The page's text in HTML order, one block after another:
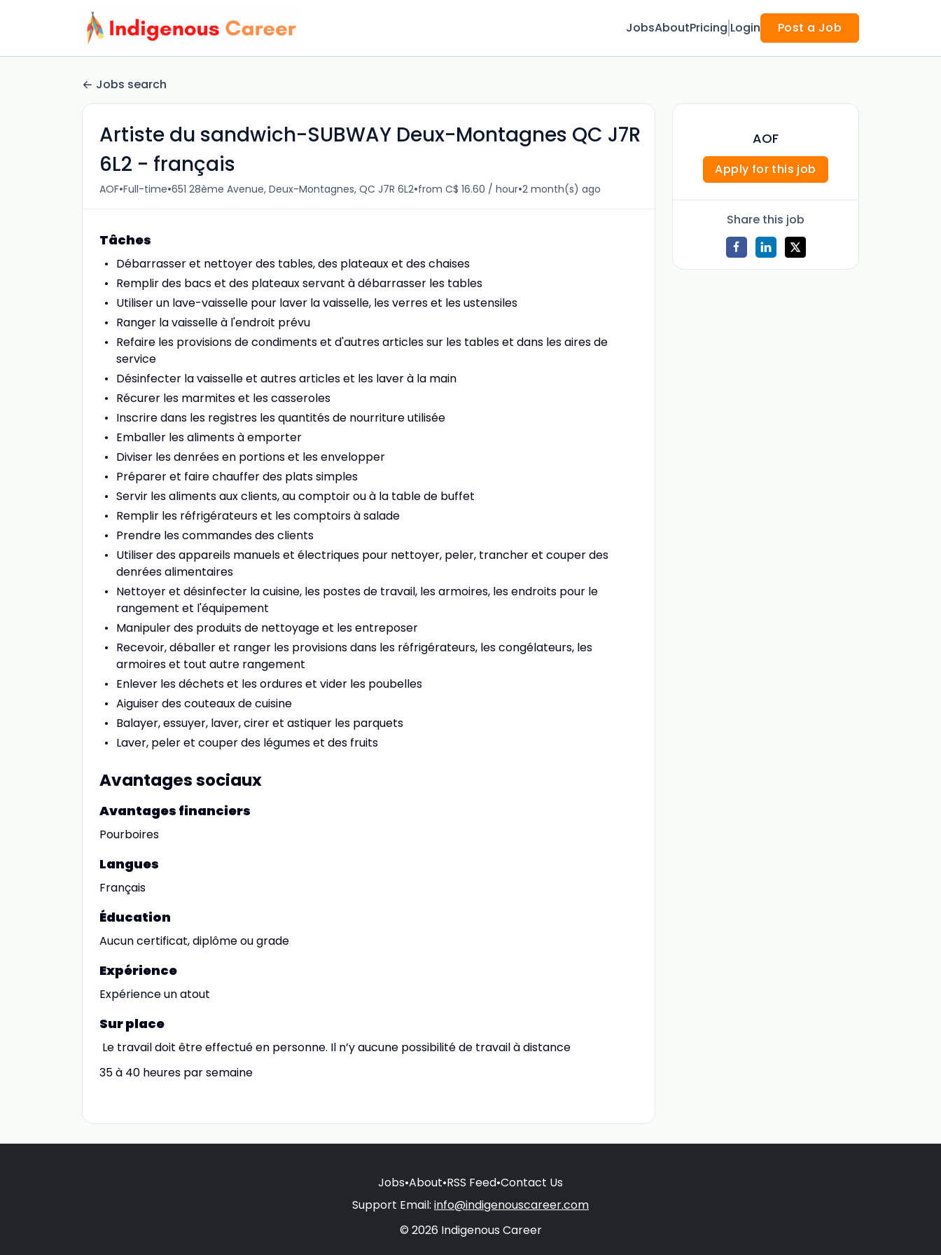
JobsAboutPricing Login Post a Job
Jobs search
Artiste du sandwich-SUBWAY Deux-Montagnes QC J7R
6L2 - français
AOF•Full-time•651 28ème Avenue, Deux-Montagnes, QC J7R 6L2•from C$ 16.60 / hour•2 month(s) ago
Tâches
Débarrasser et nettoyer des tables, des plateaux et des chaises
Remplir des bacs et des plateaux servant à débarrasser les tables
Utiliser un lave-vaisselle pour laver la vaisselle, les verres et les ustensiles
Ranger la vaisselle à l'endroit prévu
Refaire les provisions de condiments et d'autres articles sur les tables et dans les aires de
service
Désinfecter la vaisselle et autres articles et les laver à la main
Récurer les marmites et les casseroles
Inscrire dans les registres les quantités de nourriture utilisée
Emballer les aliments à emporter
Diviser les denrées en portions et les envelopper
Préparer et faire chauffer des plats simples
Servir les aliments aux clients, au comptoir ou à la table de buffet
Remplir les réfrigérateurs et les comptoirs à salade
Prendre les commandes des clients
Utiliser des appareils manuels et électriques pour nettoyer, peler, trancher et couper des
denrées alimentaires
Nettoyer et désinfecter la cuisine, les postes de travail, les armoires, les endroits pour le
rangement et l'équipement
Manipuler des produits de nettoyage et les entreposer
Recevoir, déballer et ranger les provisions dans les réfrigérateurs, les congélateurs, les
armoires et tout autre rangement
Enlever les déchets et les ordures et vider les poubelles
Aiguiser des couteaux de cuisine
Balayer, essuyer, laver, cirer et astiquer les parquets
Laver, peler et couper des légumes et des fruits
Avantages sociaux
Avantages financiers
Pourboires
Langues
Français
Éducation
Aucun certificat, diplôme ou grade
Expérience
Expérience un atout
Sur place
Le travail doit être effectué en personne. Il n’y aucune possibilité de travail à distance
35 à 40 heures par semaine
AOF
Apply for this job
Share this job
Jobs•About•RSS Feed•Contact Us
Support Email: info@indigenouscareer.com
© 2026 Indigenous Career